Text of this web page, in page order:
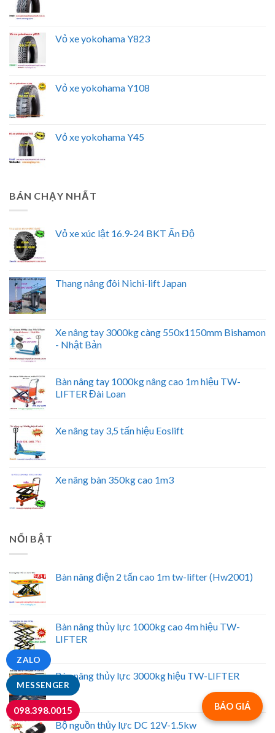
MESSENGER
ZALO
098.398.0015
Vỏ xe yokohama Y823
Vỏ xe yokohama Y108
Vỏ xe yokohama Y45
BÁN CHẠY NHẤT
Vỏ xe xúc lật 16.9-24 BKT Ấn Độ
Thang nâng đôi Nichi-lift Japan
Xe nâng tay 3000kg càng 550x1150mm Bishamon
- Nhật Bản
Bàn nâng tay 1000kg nâng cao 1m hiệu TW-
LIFTER Đài Loan
Xe nâng tay 3,5 tấn hiệu Eoslift
Xe nâng bàn 350kg cao 1m3
NỔI BẬT
Bàn nâng điện 2 tấn cao 1m tw-lifter (Hw2001)
Bàn nâng thủy lực 1000kg cao 4m hiệu TW-
LIFTER
Bàn nâng thủy lực 3000kg hiệu TW-LIFTER
Bộ nguồn thủy lực DC 12V-1.5kw
BÁO GIÁ